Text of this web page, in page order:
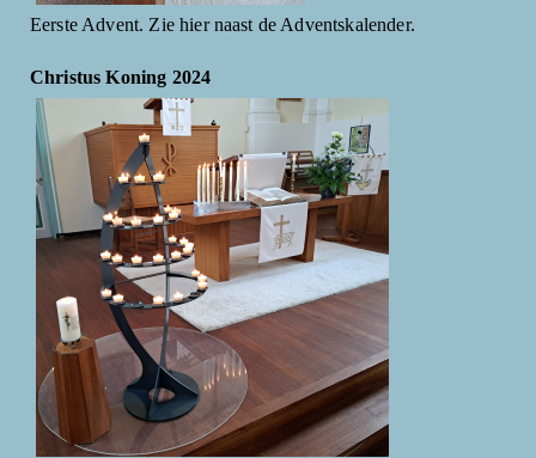
Eerste Advent. Zie hier naast de Adventskalender.
Christus Koning 2024